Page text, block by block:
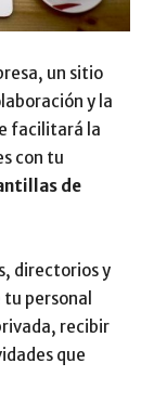
un sitio
y la
facilitará la
con tu
de
directorios y
personal
recibir
que